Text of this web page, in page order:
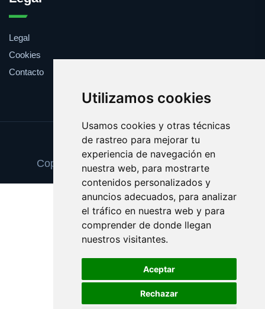
Utilizamos cookies
Usamos cookies y otras técnicas
de rastreo para mejorar tu
experiencia de navegación en
nuestra web, para mostrarte
contenidos personalizados y
anuncios adecuados, para analizar
el tráfico en nuestra web y para
comprender de donde llegan
nuestros visitantes.
Aceptar
Rechazar
Legal
Cookies
Contacto
Update cookies preferences
Copyright © 2025 zapatosortopedicos.es